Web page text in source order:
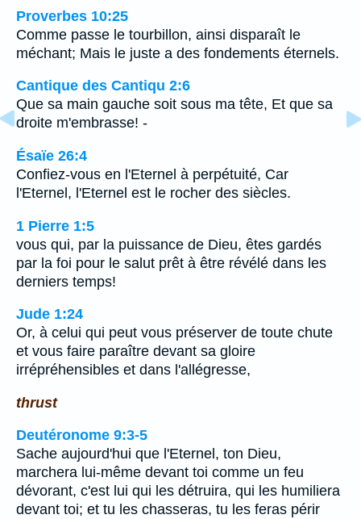
Proverbes 10:25
Comme passe le tourbillon, ainsi disparaît le
méchant; Mais le juste a des fondements éternels.
Cantique des Cantiqu 2:6
Que sa main gauche soit sous ma tête, Et que sa
droite m'embrasse! -
Ésaïe 26:4
Confiez-vous en l'Eternel à perpétuité, Car
l'Eternel, l'Eternel est le rocher des siècles.
1 Pierre 1:5
vous qui, par la puissance de Dieu, êtes gardés
par la foi pour le salut prêt à être révélé dans les
derniers temps!
Jude 1:24
Or, à celui qui peut vous préserver de toute chute
et vous faire paraître devant sa gloire
irrépréhensibles et dans l'allégresse,
thrust
Deutéronome 9:3-5
Sache aujourd'hui que l'Eternel, ton Dieu,
marchera lui-même devant toi comme un feu
dévorant, c'est lui qui les détruira, qui les humiliera
devant toi; et tu les chasseras, tu les feras périr